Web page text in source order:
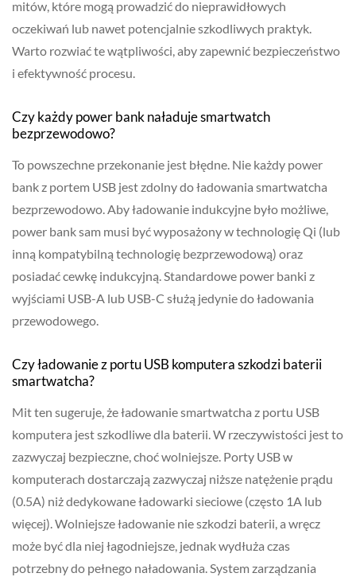
mitów, które mogą prowadzić do nieprawidłowych
oczekiwań lub nawet potencjalnie szkodliwych praktyk.
Warto rozwiać te wątpliwości, aby zapewnić bezpieczeństwo
i efektywność procesu.
Czy każdy power bank naładuje smartwatch
bezprzewodowo?
To powszechne przekonanie jest błędne. Nie każdy power
bank z portem USB jest zdolny do ładowania smartwatcha
bezprzewodowo. Aby ładowanie indukcyjne było możliwe,
power bank sam musi być wyposażony w technologię Qi (lub
inną kompatybilną technologię bezprzewodową) oraz
posiadać cewkę indukcyjną. Standardowe power banki z
wyjściami USB-A lub USB-C służą jedynie do ładowania
przewodowego.
Czy ładowanie z portu USB komputera szkodzi baterii
smartwatcha?
Mit ten sugeruje, że ładowanie smartwatcha z portu USB
komputera jest szkodliwe dla baterii. W rzeczywistości jest to
zazwyczaj bezpieczne, choć wolniejsze. Porty USB w
komputerach dostarczają zazwyczaj niższe natężenie prądu
(0.5A) niż dedykowane ładowarki sieciowe (często 1A lub
więcej). Wolniejsze ładowanie nie szkodzi baterii, a wręcz
może być dla niej łagodniejsze, jednak wydłuża czas
potrzebny do pełnego naładowania. System zarządzania